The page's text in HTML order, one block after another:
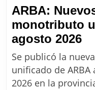
ARBA:
monotributo
agosto 2026
Se publicó la
unificado de
2026 en la